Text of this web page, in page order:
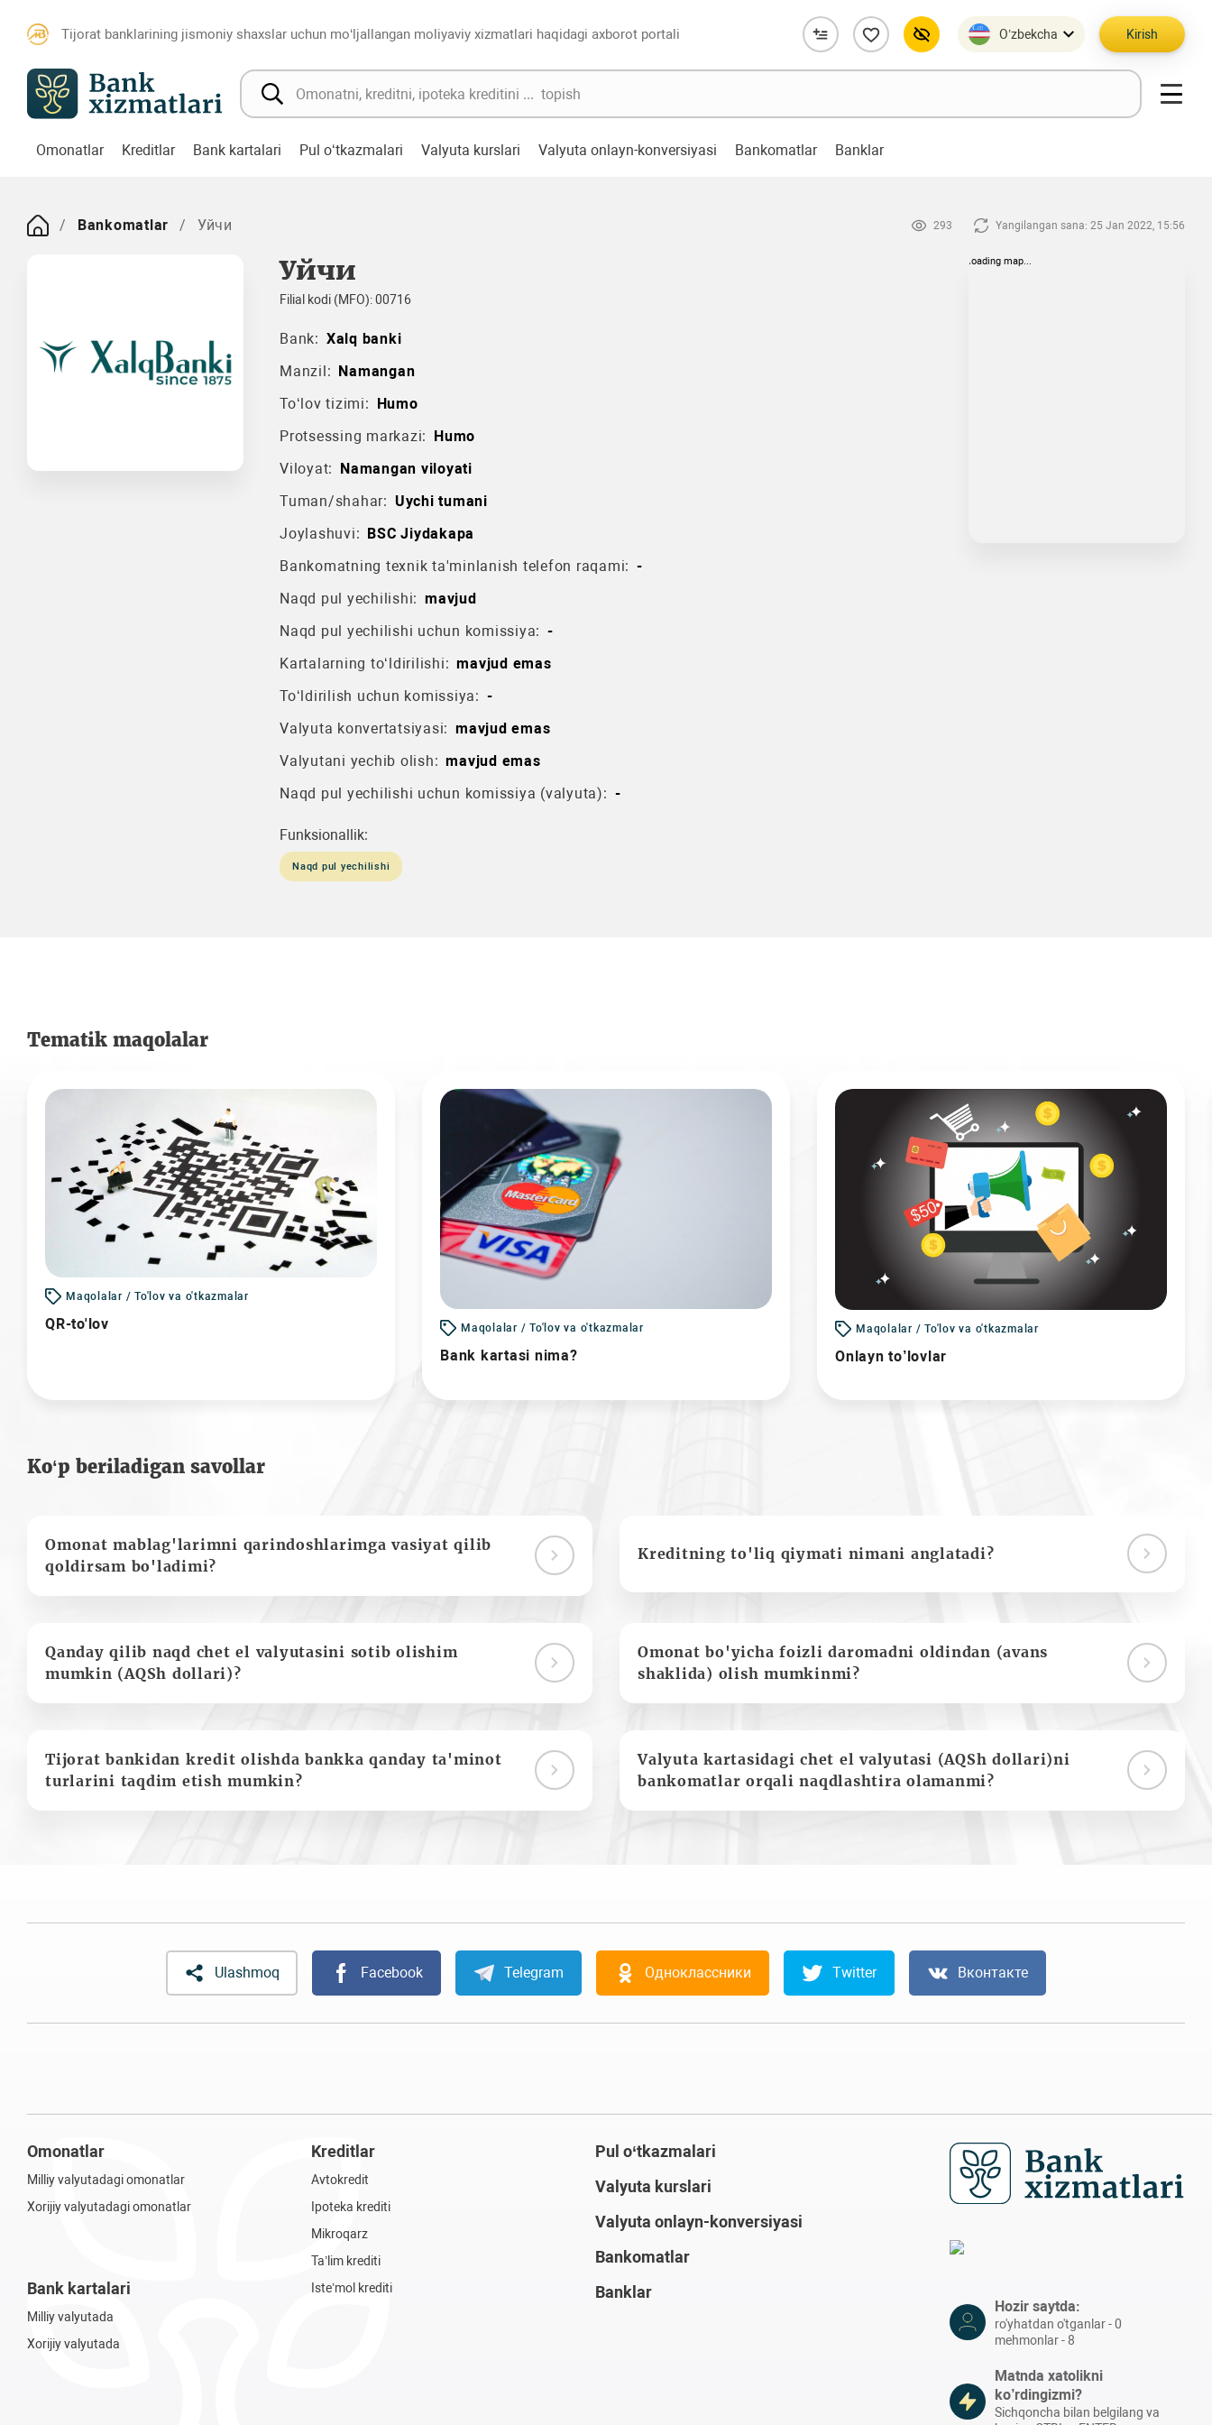
Tijorat banklarining jismoniy shaxslar uchun mo‘ljallangan moliyaviy xizmatlari haqidagi axborot portali O’zbekcha Kirish
Omonatlar Kreditlar Bank kartalari Pul o‘tkazmalari Valyuta kurslari Valyuta onlayn-konversiyasi Bankomatlar Banklar
Bankomatlar Уйчи 293 Yangilangan sana: 25 Jan 2022, 15:56
Уйчи
Filial kodi (MFO): 00716
Bank: Xalq banki
Manzil: Namangan
To‘lov tizimi: Humo
Protsessing markazi: Humo
Viloyat: Namangan viloyati
Tuman/shahar: Uychi tumani
Joylashuvi: BSC Jiydakapa
Bankomatning texnik ta'minlanish telefon raqami: -
Naqd pul yechilishi: mavjud
Naqd pul yechilishi uchun komissiya: -
Kartalarning to‘ldirilishi: mavjud emas
To‘ldirilish uchun komissiya: -
Valyuta konvertatsiyasi: mavjud emas
Valyutani yechib olish: mavjud emas
Naqd pul yechilishi uchun komissiya (valyuta): -
Funksionallik:
Naqd pul yechilishi
loading map...
Tematik maqolalar
Maqolalar / To'lov va o'tkazmalar
QR-to'lov Maqolalar / To'lov va o'tkazmalar
Bank kartasi nima?
Maqolalar / To'lov va o'tkazmalar
Onlayn to’lovlar
Ko‘p beriladigan savollar
Omonat mablag'larimni qarindoshlarimga vasiyat qilib
qoldirsam bo'ladimi?
Kreditning to'liq qiymati nimani anglatadi?
Qanday qilib naqd chet el valyutasini sotib olishim
mumkin (AQSh dollari)?
Omonat bo'yicha foizli daromadni oldindan (avans
shaklida) olish mumkinmi?
Tijorat bankidan kredit olishda bankka qanday ta'minot
turlarini taqdim etish mumkin?
Valyuta kartasidagi chet el valyutasi (AQSh dollari)ni
bankomatlar orqali naqdlashtira olamanmi?
Ulashmoq Facebook Telegram Одноклассники Twitter Вконтакте
Omonatlar
Milliy valyutadagi omonatlar
Xorijiy valyutadagi omonatlar
Bank kartalari
Milliy valyutada
Xorijiy valyutada
Kreditlar
Avtokredit
Ipoteka krediti
Mikroqarz
Ta’lim krediti
Iste’mol krediti
Pul o‘tkazmalari
Valyuta kurslari
Valyuta onlayn-konversiyasi
Bankomatlar
Banklar
Hozir saytda:
ro'yhatdan o'tganlar - 0
mehmonlar - 8
Matnda xatolikni
ko’rdingizmi?
Sichqoncha bilan belgilang va